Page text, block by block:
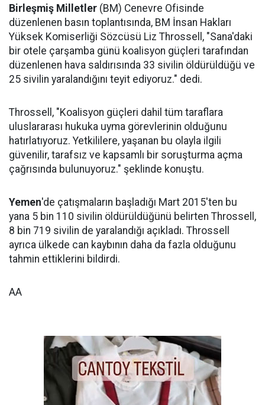
Birleşmiş Milletler (BM) Cenevre Ofisinde
düzenlenen basın toplantısında, BM İnsan Hakları
Yüksek Komiserliği Sözcüsü Liz Throssell, "Sana'daki
bir otele çarşamba günü koalisyon güçleri tarafından
düzenlenen hava saldırısında 33 sivilin öldürüldüğü ve
25 sivilin yaralandığını teyit ediyoruz." dedi.
Throssell, "Koalisyon güçleri dahil tüm taraflara
uluslararası hukuka uyma görevlerinin olduğunu
hatırlatıyoruz. Yetkililere, yaşanan bu olayla ilgili
güvenilir, tarafsız ve kapsamlı bir soruşturma açma
çağrısında bulunuyoruz." şeklinde konuştu.
Yemen'de çatışmaların başladığı Mart 2015'ten bu
yana 5 bin 110 sivilin öldürüldüğünü belirten Throssell,
8 bin 719 sivilin de yaralandığı açıkladı. Throssell
ayrıca ülkede can kaybının daha da fazla olduğunu
tahmin ettiklerini bildirdi.
AA